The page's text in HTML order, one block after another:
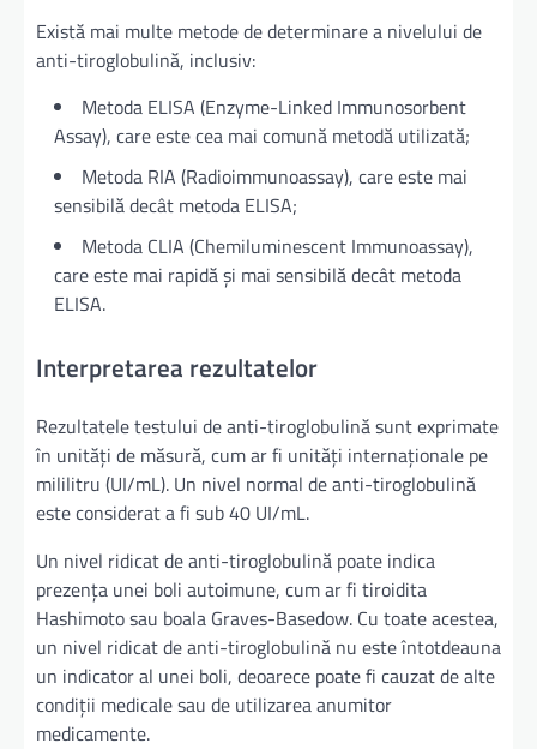
Există mai multe metode de determinare a nivelului de
anti-tiroglobulină, inclusiv:
Metoda ELISA (Enzyme-Linked Immunosorbent
Assay), care este cea mai comună metodă utilizată;
Metoda RIA (Radioimmunoassay), care este mai
sensibilă decât metoda ELISA;
Metoda CLIA (Chemiluminescent Immunoassay),
care este mai rapidă și mai sensibilă decât metoda
ELISA.
Interpretarea rezultatelor
Rezultatele testului de anti-tiroglobulină sunt exprimate
în unități de măsură, cum ar fi unități internaționale pe
mililitru (UI/mL). Un nivel normal de anti-tiroglobulină
este considerat a fi sub 40 UI/mL.
Un nivel ridicat de anti-tiroglobulină poate indica
prezența unei boli autoimune, cum ar fi tiroidita
Hashimoto sau boala Graves-Basedow. Cu toate acestea,
un nivel ridicat de anti-tiroglobulină nu este întotdeauna
un indicator al unei boli, deoarece poate fi cauzat de alte
condiții medicale sau de utilizarea anumitor
medicamente.